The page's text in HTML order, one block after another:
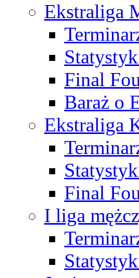
Ekstraliga
Final
Baraż o
Ekstraliga
Final
I liga